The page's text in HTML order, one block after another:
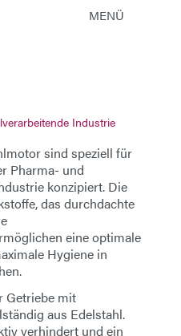
MENÜ
Industrie
sind speziell für
Pharma- und
konzipiert. Die
das durchdachte
eine optimale
Hygiene in
Getriebe mit
aus Edelstahl.
verhindert und ein